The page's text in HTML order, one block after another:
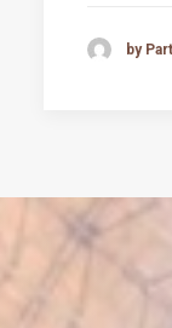
by